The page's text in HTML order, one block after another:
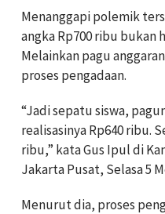
Menanggapi polemik
angka Rp700 ribu bukan
Melainkan pagu
proses pengadaan.
“Jadi sepatu siswa,
realisasinya Rp640 ribu.
ribu,” kata Gus Ipul di
Jakarta Pusat, Selasa 5
Menurut dia, proses